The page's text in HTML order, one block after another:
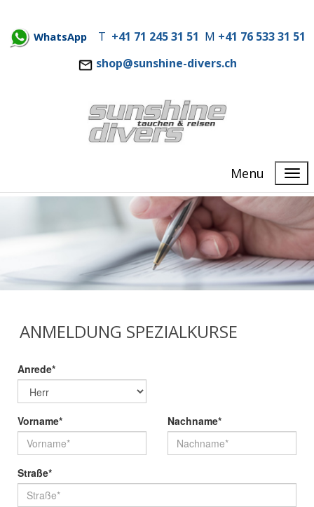
WhatsApp T +41 71 245 31 51 M +41 76 533 31 51
shop@sunshine-divers.ch
Menu
ANMELDUNG SPEZIALKURSE